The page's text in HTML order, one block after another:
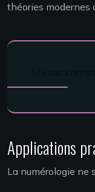
théories modernes
Applications
La numérologie ne